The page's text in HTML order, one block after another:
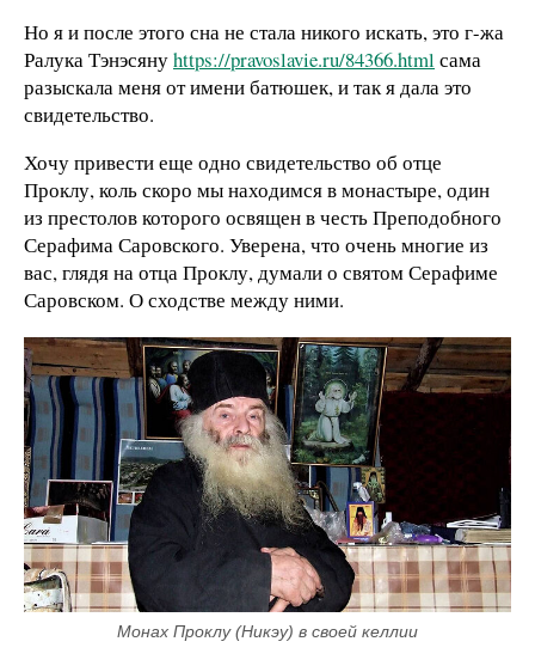
Но я и после этого сна не стала никого искать, это г-жа
Ралука Тэнэсянуhttps://pravoslavie.ru/84366.html сама
разыскала меня от имени батюшек, и так я дала это
свидетельство.
Хочу привести еще одно свидетельство об отце
Проклу, коль скоро мы находимся в монастыре, один
из престолов которого освящен в честь Преподобного
Серафима Саровского. Уверена, что очень многие из
вас, глядя на отца Проклу, думали о святом Серафиме
Саровском. О сходстве между ними.
Монах Проклу (Никэу) в своей келлии